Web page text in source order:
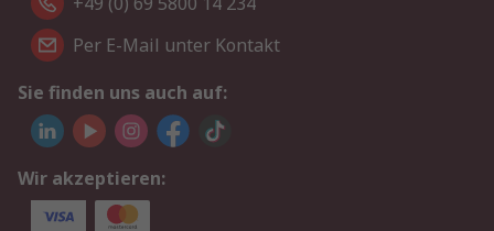
Per E-Mail unter Kontakt
Sie finden uns auch auf:
Wir akzeptieren: